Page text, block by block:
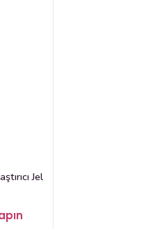
Jel